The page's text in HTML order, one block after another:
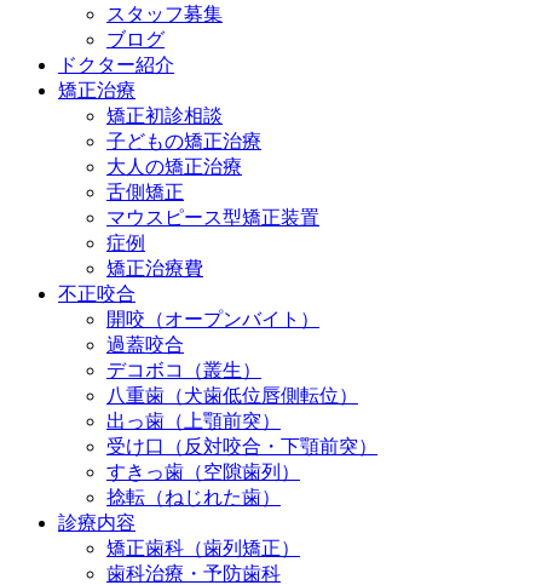
スタッフ募集
ブログ
ドクター紹介
矯正治療
矯正初診相談
子どもの矯正治療
大人の矯正治療
舌側矯正
マウスピース型矯正装置
症例
矯正治療費
不正咬合
開咬（オープンバイト）
過蓋咬合
デコボコ（叢生）
八重歯（犬歯低位唇側転位）
出っ歯（上顎前突）
受け口（反対咬合・下顎前突）
すきっ歯（空隙歯列）
捻転（ねじれた歯）
診療内容
矯正歯科（歯列矯正）
歯科治療・予防歯科